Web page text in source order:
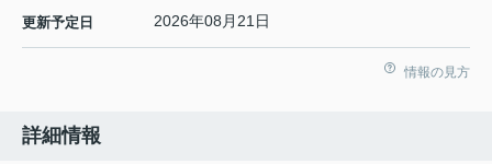
更新予定日 2026年08月21日
情報の見方
詳細情報